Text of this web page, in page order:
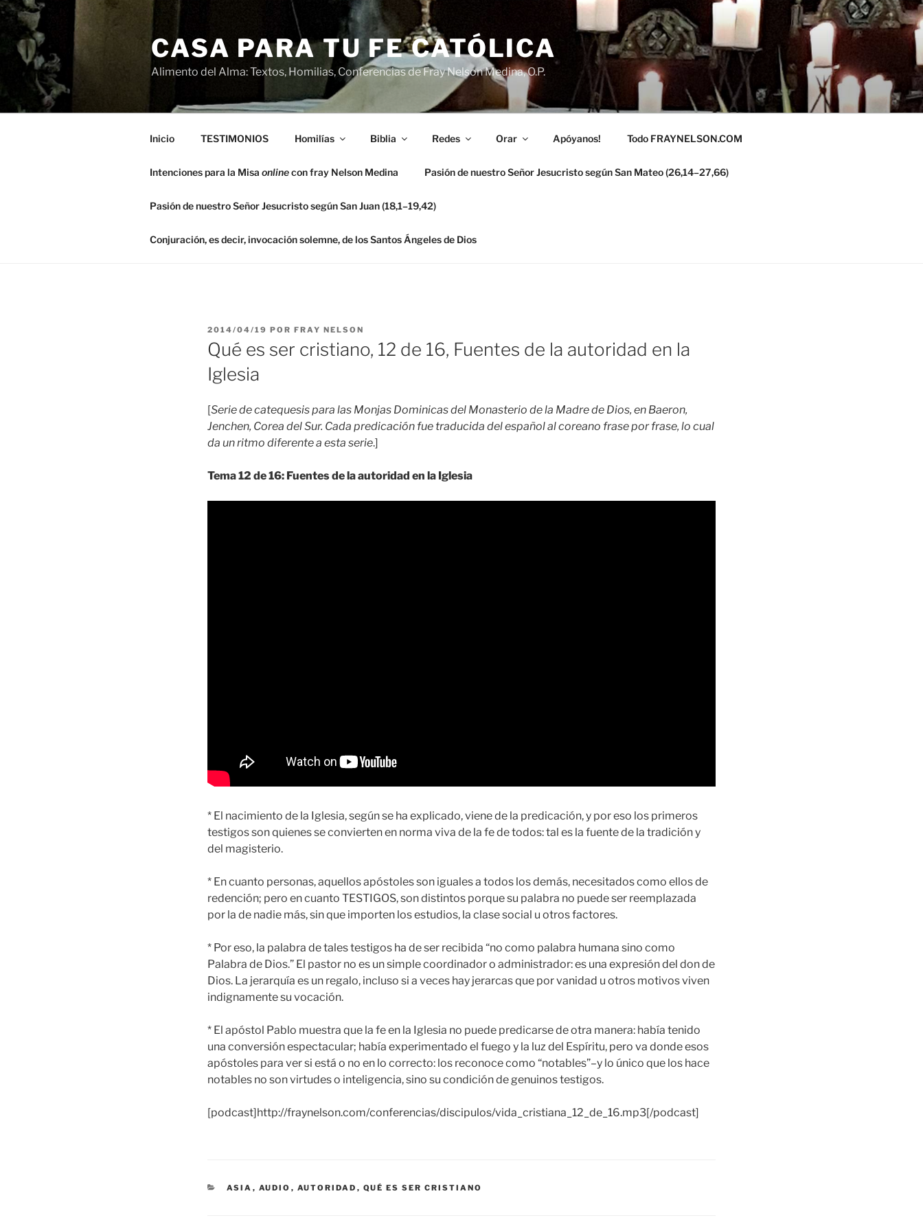
Saltar
contenido
CASA PARA TU FE CATÓLICA
Alimento del Alma: Textos, Homilias, Conferencias de Fray Nelson Medina, O.P.
Inicio TESTIMONIOS Homilías Biblia Redes Orar Apóyanos! Todo FRAYNELSON.COM
Intenciones para la Misa onlinecon fray Nelson Medina Pasión de nuestro Señor Jesucristo según San Mateo (26,14–27,66)
Pasión de nuestro Señor Jesucristo según San Juan (18,1–19,42)
Conjuración, es decir, invocación solemne, de los Santos Ángeles de Dios
PUBLICADO
EL
2014/04/19 POR FRAY NELSON
Qué es ser cristiano, 12 de 16, Fuentes de la autoridad en la
Iglesia
[Serie de catequesis para las Monjas Dominicas del Monasterio de la Madre de Dios, en Baeron,
Jenchen, Corea del Sur. Cada predicación fue traducida del español al coreano frase por frase, lo cual
da un ritmo diferente a esta serie.]
Tema 12 de 16: Fuentes de la autoridad en la Iglesia
* El nacimiento de la Iglesia, según se ha explicado, viene de la predicación, y por eso los primeros
testigos son quienes se convierten en norma viva de la fe de todos: tal es la fuente de la tradición y
del magisterio.
* En cuanto personas, aquellos apóstoles son iguales a todos los demás, necesitados como ellos de
redención; pero en cuanto TESTIGOS, son distintos porque su palabra no puede ser reemplazada
por la de nadie más, sin que importen los estudios, la clase social u otros factores.
* Por eso, la palabra de tales testigos ha de ser recibida “no como palabra humana sino como
Palabra de Dios.” El pastor no es un simple coordinador o administrador: es una expresión del don de
Dios. La jerarquía es un regalo, incluso si a veces hay jerarcas que por vanidad u otros motivos viven
indignamente su vocación.
* El apóstol Pablo muestra que la fe en la Iglesia no puede predicarse de otra manera: había tenido
una conversión espectacular; había experimentado el fuego y la luz del Espíritu, pero va donde esos
apóstoles para ver si está o no en lo correcto: los reconoce como “notables”–y lo único que los hace
notables no son virtudes o inteligencia, sino su condición de genuinos testigos.
[podcast]http://fraynelson.com/conferencias/discipulos/vida_cristiana_12_de_16.mp3[/podcast]
CATEGORÍAS
ASIA , AUDIO , AUTORIDAD , QUÉ ES SER CRISTIANO